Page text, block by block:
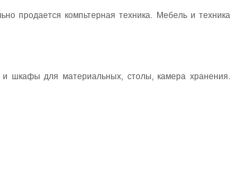
продается компьтерная техника. Мебель и техника
и шкафы для материальных, столы, камера хранения.